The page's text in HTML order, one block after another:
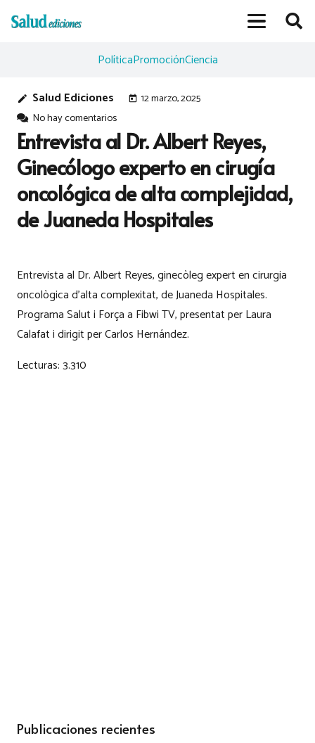
PolíticaPromociónCiencia
edit Salud Ediciones today 12 marzo, 2025
No hay comentarios
Entrevista al Dr. Albert Reyes,
Ginecólogo experto en cirugía
oncológica de alta complejidad,
de Juaneda Hospitales
Entrevista al Dr. Albert Reyes, ginecòleg expert en cirurgia
oncològica d’alta complexitat, de Juaneda Hospitales.
Programa Salut i Força a Fibwi TV, presentat per Laura
Calafat i dirigit per Carlos Hernández.
Lecturas:3.310
Publicaciones recientes